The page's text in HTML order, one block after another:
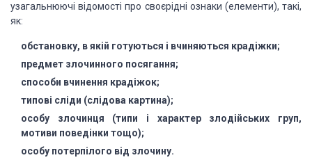
узагальнюючі відомості про своєрід­ні ознаки (елементи), такі,
як:
обстановку, в якій готуються і вчиняються крадіжки;
предмет злочинного посягання;
способи вчинення крадіжок;
типові сліди (слідова картина);
особу злочинця (типи і характер злодійських груп,
мотиви поведінки тощо);
особу потерпілого від злочину.